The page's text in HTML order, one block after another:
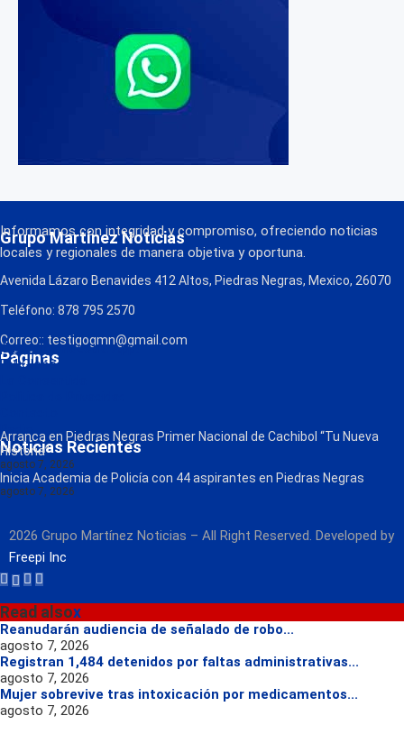
Grupo Martínez Noticias
Informamos con integridad y compromiso, ofreciendo noticias
locales y regionales de manera objetiva y oportuna.
Avenida Lázaro Benavides 412 Altos, Piedras Negras, Mexico, 26070
Teléfono: 878 795 2570
Correo:: testigogmn@gmail.com
Páginas
¡Descarga nuestra App!
FM Globo
Radio
Noticias Recientes
Arranca en Piedras Negras Primer Nacional de Cachibol “Tu Nueva
Historia”
agosto 7, 2026
Inicia Academia de Policía con 44 aspirantes en Piedras Negras
agosto 7, 2026
2026 Grupo Martínez Noticias – All Right Reserved. Developed by
Freepi Inc
Read alsox
Reanudarán audiencia de señalado de robo...
agosto 7, 2026
Registran 1,484 detenidos por faltas administrativas...
agosto 7, 2026
Mujer sobrevive tras intoxicación por medicamentos...
agosto 7, 2026